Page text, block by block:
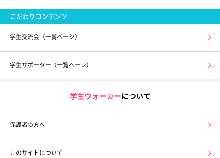
こだわりコンテンツ
学生交流会（一覧ページ）
学生サポーター（一覧ページ）
学生ウォーカーについて
保護者の方へ
このサイトについて